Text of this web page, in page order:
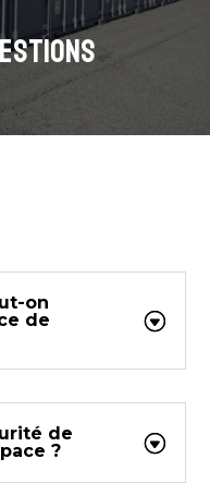
on
de
de
?